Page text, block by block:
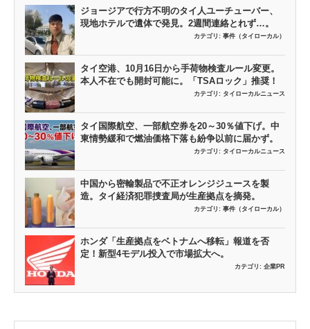
ジョージアで行方不明のタイ人ユーチューバー、
現地ホテルで遺体で発見。2週間連絡とれず…。
カテゴリ: 事件（タイローカル）
タイ空港、10月16日から手荷物検査ルール変更。
本人不在でも開封可能に。「TSAロック」推奨！
カテゴリ: タイローカルニュース
タイ国際航空、一部航空券を20～30％値下げ。中
東情勢緩和で燃油価格下落も紛争以前に届かず。
カテゴリ: タイローカルニュース
中国から密輸製品で不正オレンジジュースを製
造。タイ経済犯罪捜査局が生産拠点を摘発。
カテゴリ: 事件（タイローカル）
ホンダ「生産拠点をベトナムへ移転」報道を否
定！新型4モデル投入で市場拡大へ。
カテゴリ: 企業PR